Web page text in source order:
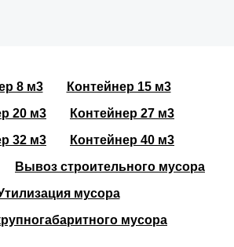
8 м3
Контейнер 15 м3
20 м3
Контейнер 27 м3
32 м3
Контейнер 40 м3
Вывоз строительного мусора
мусора
мусора